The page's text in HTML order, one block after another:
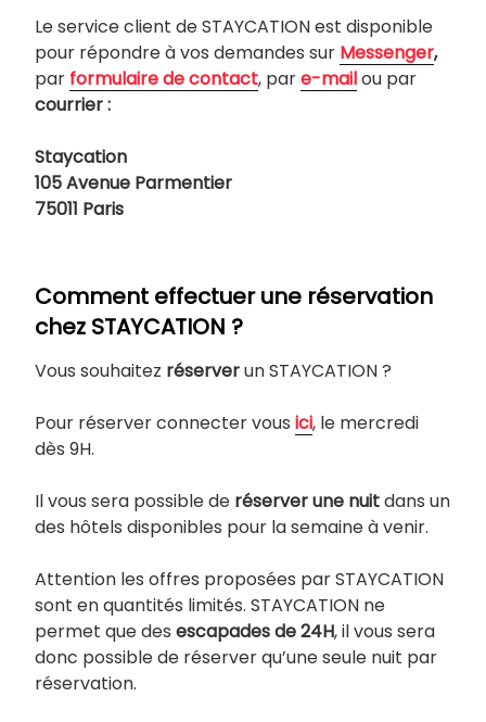
Le service client de STAYCATION est disponible
pour répondre à vos demandes sur Messenger,
par formulaire de contact, pare-mailou par
courrier :
Staycation
105 Avenue Parmentier
75011 Paris
Comment effectuer une réservation
chez STAYCATION ?
Vous souhaitez réserverun STAYCATION ?
Pour réserver connecter vous ici, le mercredi
dès 9H.
Il vous sera possible de réserver une nuitdans un
des hôtels disponibles pour la semaine à venir.
Attention les offres proposées par STAYCATION
sont en quantités limités. STAYCATION ne
permet que des escapades de 24H, il vous sera
donc possible de réserver qu’une seule nuit par
réservation.